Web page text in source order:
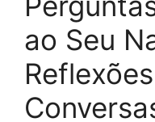
ao Seu